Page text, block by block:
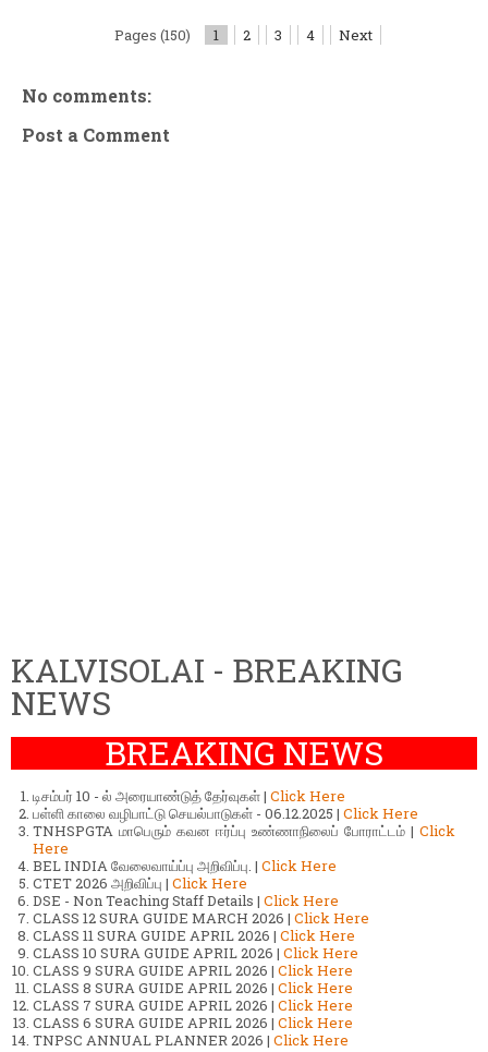
Pages (150) 1 2 3 4 Next
No comments:
Post a Comment
KALVISOLAI - BREAKING
NEWS
BREAKING NEWS
டிசம்பர் 10 - ல் அரையாண்டுத் தேர்வுகள் | Click Here
பள்ளி காலை வழிபாட்டு செயல்பாடுகள் - 06.12.2025 | Click Here
TNHSPGTA மாபெரும் கவன ஈர்ப்பு உண்ணாநிலைப் போராட்டம் | Click
Here
BEL INDIA வேலைவாய்ப்பு அறிவிப்பு. | Click Here
CTET 2026 அறிவிப்பு | Click Here
DSE - Non Teaching Staff Details | Click Here
CLASS 12 SURA GUIDE MARCH 2026 | Click Here
CLASS 11 SURA GUIDE APRIL 2026 | Click Here
CLASS 10 SURA GUIDE APRIL 2026 | Click Here
CLASS 9 SURA GUIDE APRIL 2026 | Click Here
CLASS 8 SURA GUIDE APRIL 2026 | Click Here
CLASS 7 SURA GUIDE APRIL 2026 | Click Here
CLASS 6 SURA GUIDE APRIL 2026 | Click Here
TNPSC ANNUAL PLANNER 2026 | Click Here